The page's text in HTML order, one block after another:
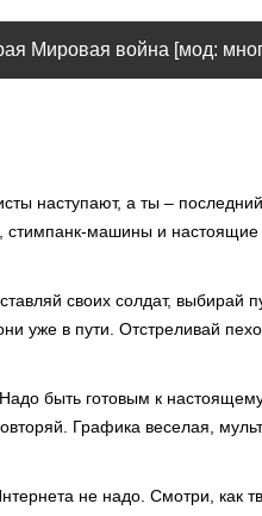
Мировая война [мод:
наступают, а ты –
стимпанк-машины и
своих солдат, выбирай
уже в пути. Отстреливай
быть готовым к
Графика веселая,
не надо. Смотри, как